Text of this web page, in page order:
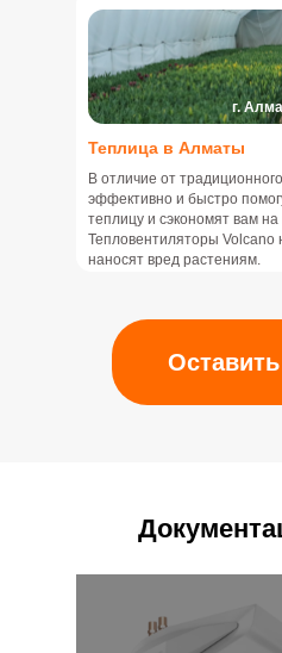
Теплица в Алматы
г.
В отличие от
эффективно и быстро
теплицу и сэкономят вам
Тепловентиляторы Volcano
наносят вред растениям.